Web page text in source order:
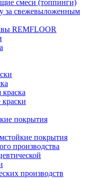
смеси (топпинги)
за свежевыложенным
REMFLOOR
краска
покрытия
покрытия
производства
производств